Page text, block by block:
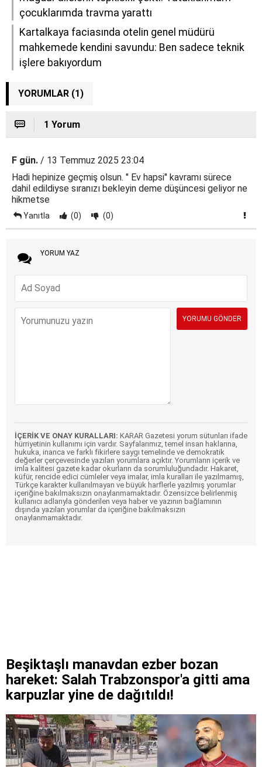
çocuklarımda travma yarattı
Kartalkaya faciasında otelin genel müdürü
mahkemede kendini savundu: Ben sadece teknik
işlere bakıyordum
YORUMLAR (1)
1 Yorum
F gün. / 13 Temmuz 2025 23:04
Hadi hepinize geçmiş olsun. " Ev hapsi" kavramı sürece
dahil edildiyse sıranızı bekleyin deme düşüncesi geliyor ne
hikmetse
Yanıtla (0) (0)
YORUM YAZ
İÇERİK VE ONAY KURALLARI: KARAR Gazetesi yorum sütunları ifade
hürriyetinin kullanımı için vardır. Sayfalarımız, temel insan haklarına,
hukuka, inanca ve farklı fikirlere saygı temelinde ve demokratik
değerler çerçevesinde yazılan yorumlara açıktır. Yorumların içerik ve
imla kalitesi gazete kadar okurların da sorumluluğundadır. Hakaret,
küfür, rencide edici cümleler veya imalar, imla kuralları ile yazılmamış,
Türkçe karakter kullanılmayan ve büyük harflerle yazılmış yorumlar
içeriğine bakılmaksızın onaylanmamaktadır. Özensizce belirlenmiş
kullanıcı adlarıyla gönderilen veya haber ve yazının bağlamının
dışında yazılan yorumlar da içeriğine bakılmaksızın
onaylanmamaktadır.
Beşiktaşlı manavdan ezber bozan
hareket: Salah Trabzonspor'a gitti ama
karpuzlar yine de dağıtıldı!